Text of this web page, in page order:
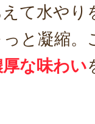
て水やり
と凝縮。
な味わい